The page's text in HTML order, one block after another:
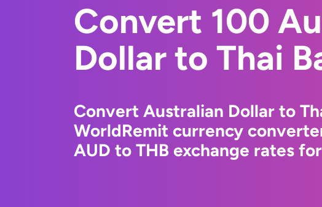
Convert 100
Dollar to Thai
Convert Australian Dollar to
WorldRemit currency
AUD to THB exchange rates